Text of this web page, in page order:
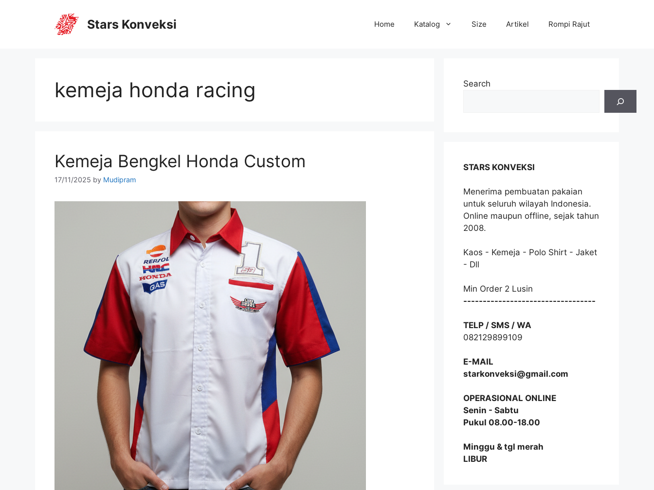
Stars Konveksi Home Katalog Size Artikel Rompi Rajut
kemeja honda racing
Kemeja Bengkel Honda Custom
17/11/2025 by Mudipram
Search
STARS KONVEKSI
Menerima pembuatan pakaian
untuk seluruh wilayah Indonesia.
Online maupun offline, sejak tahun
2008.
Kaos - Kemeja - Polo Shirt - Jaket
- Dll
Min Order 2 Lusin
----------------------------------
TELP / SMS / WA
082129899109
E-MAIL
starkonveksi@gmail.com
OPERASIONAL ONLINE
Senin - Sabtu
Pukul 08.00-18.00
Minggu & tgl merah
LIBUR